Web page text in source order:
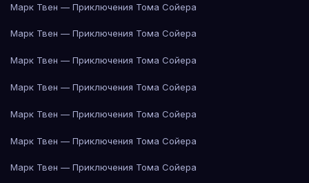
Марк Твен — Приключения Тома Сойера
Марк Твен — Приключения Тома Сойера
Марк Твен — Приключения Тома Сойера
Марк Твен — Приключения Тома Сойера
Марк Твен — Приключения Тома Сойера
Марк Твен — Приключения Тома Сойера
Марк Твен — Приключения Тома Сойера